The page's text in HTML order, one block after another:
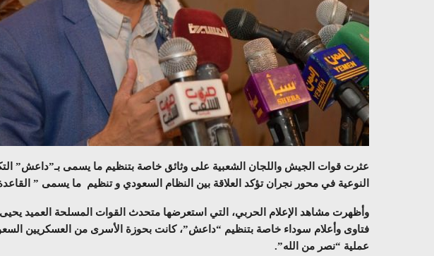
عثرت قوات الجيش واللجان الشعبية على وثائق خاصة بتنظيم ما يسمى بـ”داعش”
النوعية في محور نجران تؤكد العلاقة بين النظام السعودي و تنظيم ما يسمى ”
وأظهرت مشاهد الإعلام الحربي، التي استعرضها متحدث القوات المسلحة العميد
فتاوى وأعلام سوداء خاصة بتنظيم “داعش”، كانت بحوزة الأسرى من العسكريين
عملية “نصر من الله”.